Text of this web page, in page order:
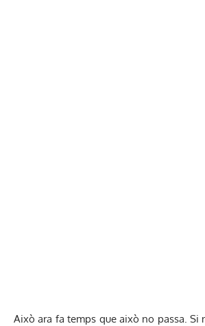
Això ara fa temps que això no passa. Si